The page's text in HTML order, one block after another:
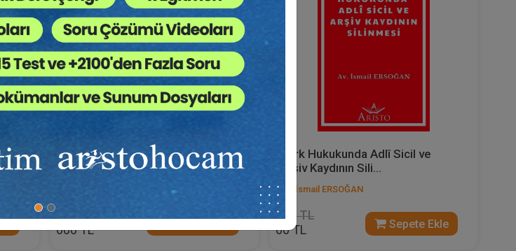
ABD ve Türkiye Arasında
Karşılıklı Adli Yardımla...
1000 TL
600 TL
Türk Hukukunda Adlî Sicil ve
Arşiv Kaydının Sili...
Av. İsmail ERSOĞAN
100 TL
60 TL Sepete Ekle